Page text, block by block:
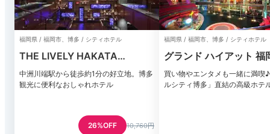
福岡県 / 福岡市、博多 / シティホテル
THE LIVELY HAKATA
FUKUOKA
中洲川端駅から徒歩約1分の好立地。博多
観光に便利なおしゃれホテル
26%OFF 10,760円
福岡県 / 福岡市、博多 / シティホテル
グランド ハイアット 福
買い物やエンタメも一緒に満喫
ルシティ博多」直結の高級ホテ